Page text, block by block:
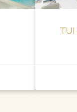
TUI